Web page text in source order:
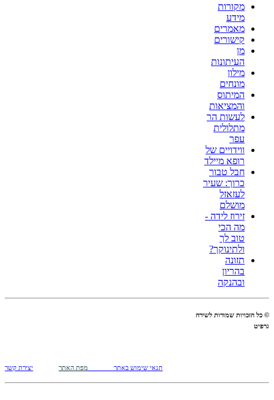
מקורות
מידע
מאמרים
קישורים
מן
העיתונות
מילון
מונחים
המיתוס
והמציאות
לעשות הר
מתלולית
עפר
ווידויים של
רופא מיילד
חבל טבור
כרוך: שעיר
לעזאזל
מושלם
זירוז לידה -
מה הכי
טוב לך
ולתינוקך?
תזונה
בהריון
ובהנקה
© כל הזכויות שמורות לשירה
גרפיט
תנאי שימוש באתר מפת האתר יצירת קשר